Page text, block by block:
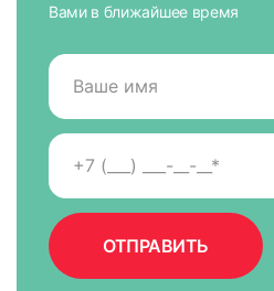
Вами в ближайшее время